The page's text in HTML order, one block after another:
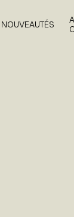
NOUVEAUTÉS